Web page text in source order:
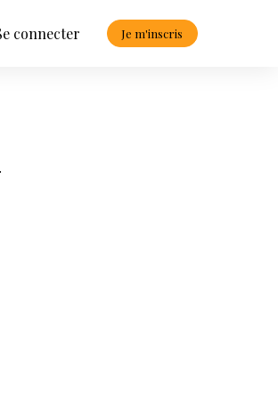
connecter Je m'inscris